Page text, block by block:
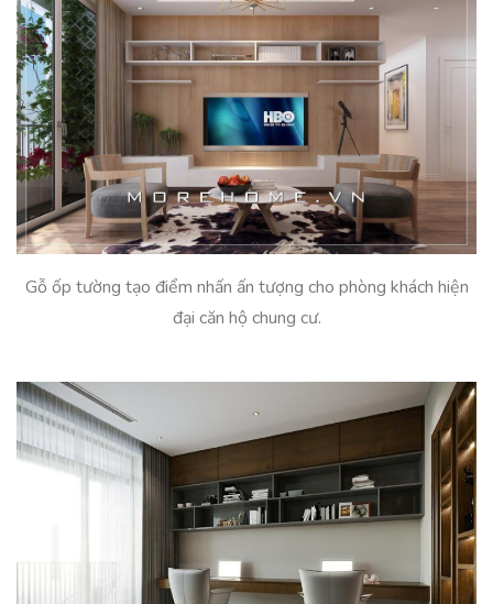
Gỗ ốp tường tạo điểm nhấn ấn tượng cho phòng khách hiện
đại căn hộ chung cư.